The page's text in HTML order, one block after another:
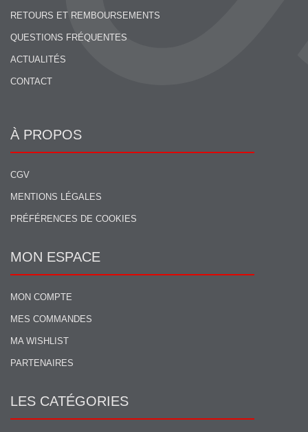
RETOURS ET REMBOURSEMENTS
QUESTIONS FRÉQUENTES
ACTUALITÉS
CONTACT
À PROPOS
CGV
MENTIONS LÉGALES
PRÉFÉRENCES DE COOKIES
MON ESPACE
MON COMPTE
MES COMMANDES
MA WISHLIST
PARTENAIRES
LES CATÉGORIES